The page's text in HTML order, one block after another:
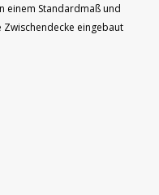
einem Standardmaß und
eingebaut